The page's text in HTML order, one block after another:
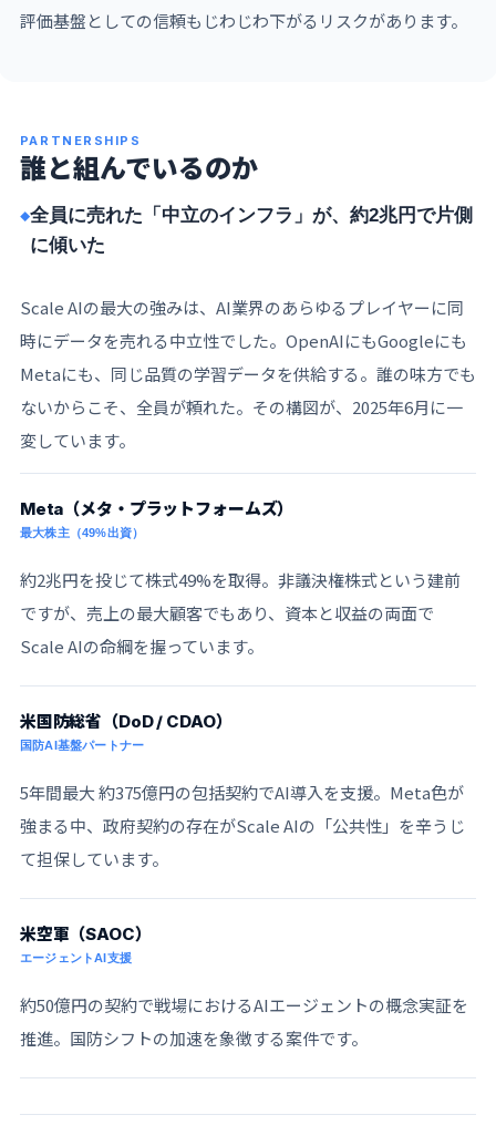
評価基盤としての信頼もじわじわ下がるリスクがあります。
PARTNERSHIPS
誰と組んでいるのか
全員に売れた「中立のインフラ」が、約2兆円で片側
に傾いた
Scale AIの最大の強みは、AI業界のあらゆるプレイヤーに同
時にデータを売れる中立性でした。OpenAIにもGoogleにも
Metaにも、同じ品質の学習データを供給する。誰の味方でも
ないからこそ、全員が頼れた。その構図が、2025年6月に一
変しています。
Meta（メタ・プラットフォームズ）
最大株主（49%出資）
約2兆円を投じて株式49%を取得。非議決権株式という建前
ですが、売上の最大顧客でもあり、資本と収益の両面で
Scale AIの命綱を握っています。
米国防総省（DoD / CDAO）
国防AI基盤パートナー
5年間最大 約375億円の包括契約でAI導入を支援。Meta色が
強まる中、政府契約の存在がScale AIの「公共性」を辛うじ
て担保しています。
米空軍（SAOC）
エージェントAI支援
約50億円の契約で戦場におけるAIエージェントの概念実証を
推進。国防シフトの加速を象徴する案件です。